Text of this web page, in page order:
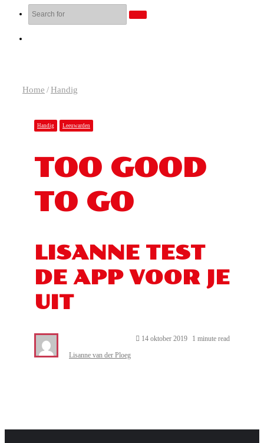
Search
Home /Handig
Handig Leeuwarden
TOO GOOD
TO GO
LISANNE TEST
DE APP VOOR JE
UIT
Lisanne van der Ploeg
14 oktober 2019 1 minute read